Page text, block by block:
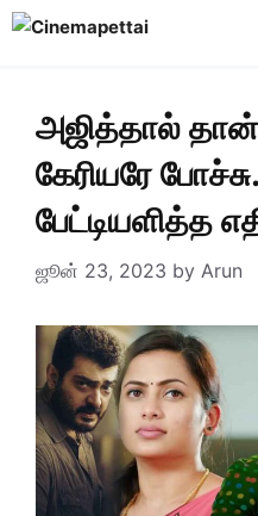
Skip
அஜித்தால்
கேரியரே
பேட்டியளித்த
ஜூன் 23, 2023 by Arun